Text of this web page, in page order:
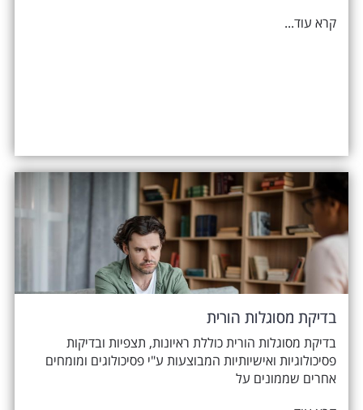
קרא עוד...
בדיקת מסוגלות הורית
בדיקת מסוגלות הורית כוללת ראיונות, תצפיות ובדיקות
פסיכולוגיות ואישיותיות המבוצעות ע"י פסיכולוגים ומומחים
אחרים שממונים על